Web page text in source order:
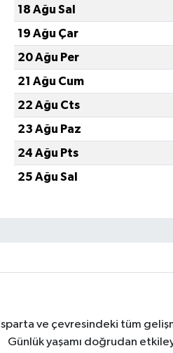
18 Ağu Sal
19 Ağu Çar
20 Ağu Per
21 Ağu Cum
22 Ağu Cts
23 Ağu Paz
24 Ağu Pts
25 Ağu Sal
Isparta ve çevresindeki tüm
Günlük yaşamı doğrudan